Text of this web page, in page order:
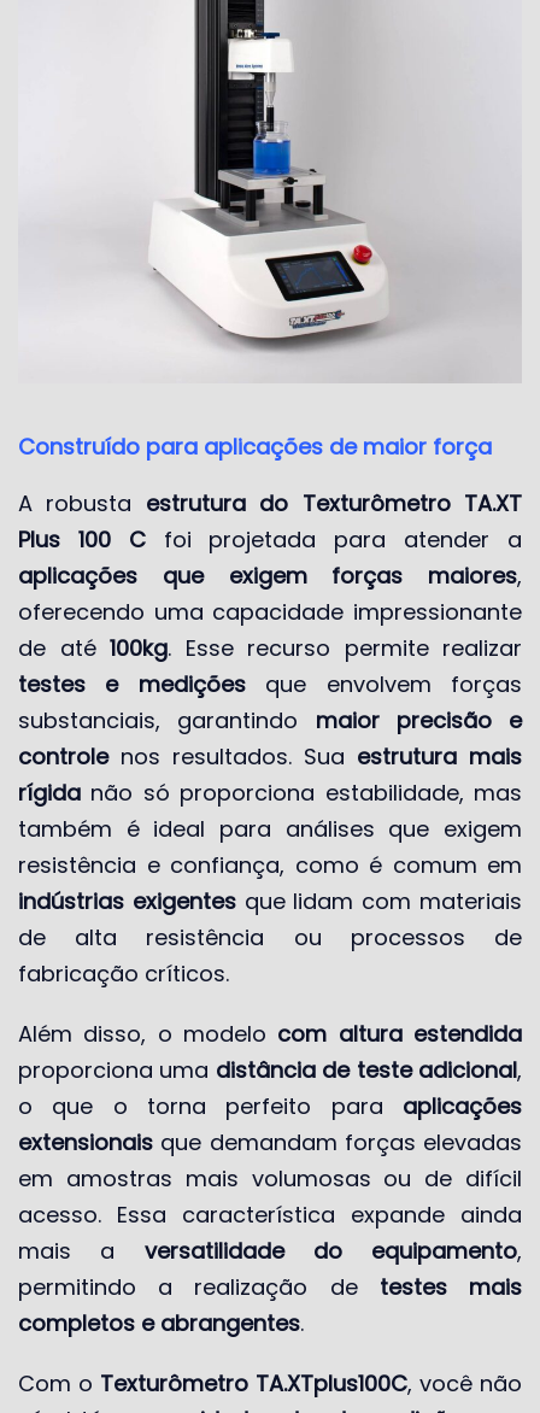
Construído para aplicações de maior força
A robusta estrutura do Texturômetro TA.XT
Plus 100 Cfoi projetada para atender a
aplicações que exigem forças maiores,
oferecendo uma capacidade impressionante
de até 100kg. Esse recurso permite realizar
testes e mediçõesque envolvem forças
substanciais, garantindo maior precisão e
controlenos resultados. Sua estrutura mais
rígida não só proporciona estabilidade, mas
também é ideal para análises que exigem
resistência e confiança, como é comum em
indústrias exigentesque lidam com materiais
de alta resistência ou processos de
fabricação críticos.
Além disso, o modelo com altura estendida
proporciona uma distância de teste adicional,
o que o torna perfeito para aplicações
extensionais que demandam forças elevadas
em amostras mais volumosas ou de difícil
acesso. Essa característica expande ainda
mais a versatilidade do equipamento,
permitindo a realização de testes mais
completos e abrangentes.
Com o Texturômetro TA.XTplus100C, você não